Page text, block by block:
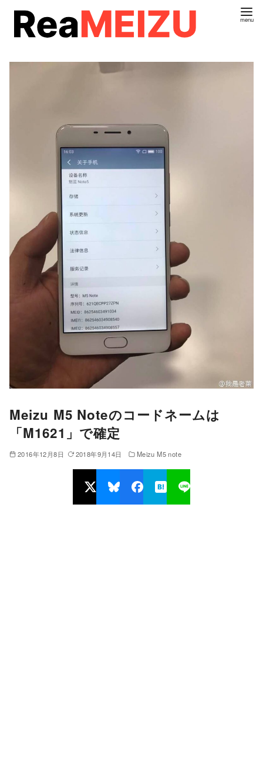
Meizu M5 Noteのコードネームは
「M1621」で確定
2016年12月8日 2018年9月14日 Meizu M5 note